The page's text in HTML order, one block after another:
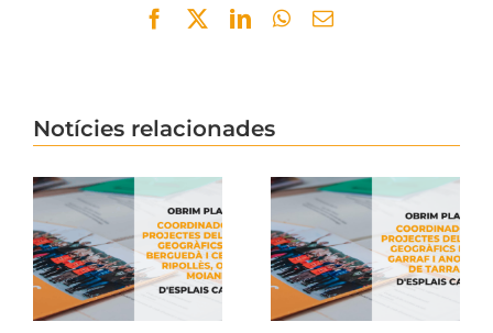
Facebook
TwitterLinkedInWhatsApp
Email
Notícies relacionades